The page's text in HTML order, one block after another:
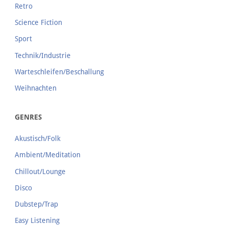
Retro
Science Fiction
Sport
Technik/Industrie
Warteschleifen/Beschallung
Weihnachten
GENRES
Akustisch/Folk
Ambient/Meditation
Chillout/Lounge
Disco
Dubstep/Trap
Easy Listening